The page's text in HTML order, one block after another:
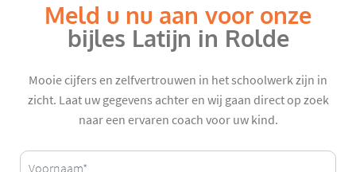
Meld u nu aan voor onze
bijles Latijn in Rolde
Mooie cijfers en zelfvertrouwen in het schoolwerk zijn in
zicht. Laat uw gegevens achter en wij gaan direct op zoek
naar een ervaren coach voor uw kind.